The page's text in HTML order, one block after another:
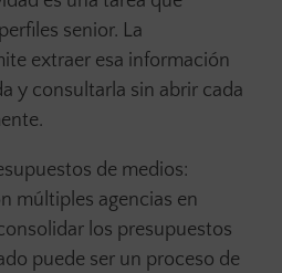
senior. La
extraer esa información
y consultarla sin abrir cada
de medios:
múltiples agencias en
los presupuestos
puede ser un proceso de